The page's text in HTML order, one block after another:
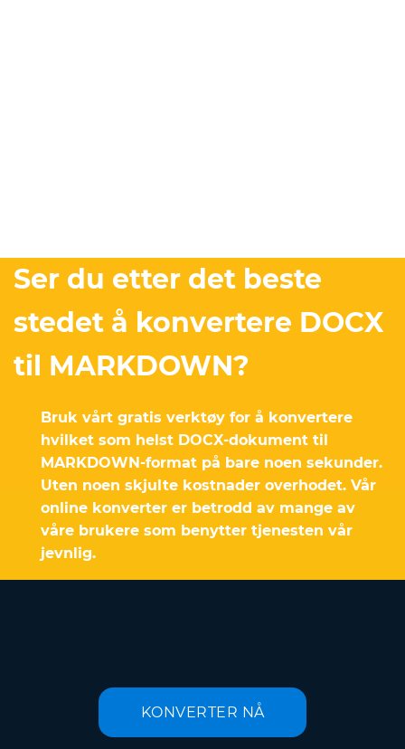
Ser du etter det beste
stedet å konvertere DOCX
til MARKDOWN?
Bruk vårt gratis verktøy for å konvertere
hvilket som helst DOCX-dokument til
MARKDOWN-format på bare noen sekunder.
Uten noen skjulte kostnader overhodet. Vår
online konverter er betrodd av mange av
våre brukere som benytter tjenesten vår
jevnlig.
KONVERTER NÅ